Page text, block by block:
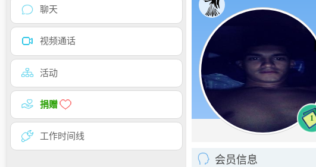
聊天
视频通话
活动
捐赠
工作时间线
1
会员信息